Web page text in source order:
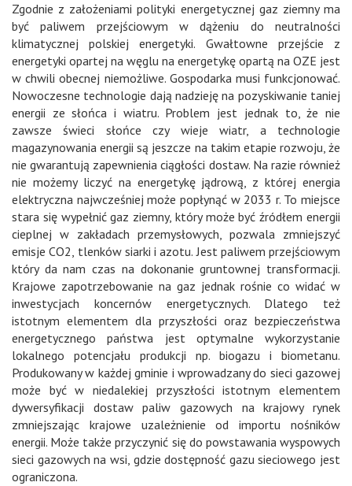
Zgodnie z założeniami polityki energetycznej gaz ziemny ma
być paliwem przejściowym w dążeniu do neutralności
klimatycznej polskiej energetyki. Gwałtowne przejście z
energetyki opartej na węglu na energetykę opartą na OZE jest
w chwili obecnej niemożliwe. Gospodarka musi funkcjonować.
Nowoczesne technologie dają nadzieję na pozyskiwanie taniej
energii ze słońca i wiatru. Problem jest jednak to, że nie
zawsze świeci słońce czy wieje wiatr, a technologie
magazynowania energii są jeszcze na takim etapie rozwoju, że
nie gwarantują zapewnienia ciągłości dostaw. Na razie również
nie możemy liczyć na energetykę jądrową, z której energia
elektryczna najwcześniej może popłynąć w 2033 r. To miejsce
stara się wypełnić gaz ziemny, który może być źródłem energii
cieplnej w zakładach przemysłowych, pozwala zmniejszyć
emisje CO2, tlenków siarki i azotu. Jest paliwem przejściowym
który da nam czas na dokonanie gruntownej transformacji.
Krajowe zapotrzebowanie na gaz jednak rośnie co widać w
inwestycjach koncernów energetycznych. Dlatego też
istotnym elementem dla przyszłości oraz bezpieczeństwa
energetycznego państwa jest optymalne wykorzystanie
lokalnego potencjału produkcji np. biogazu i biometanu.
Produkowany w każdej gminie i wprowadzany do sieci gazowej
może być w niedalekiej przyszłości istotnym elementem
dywersyfikacji dostaw paliw gazowych na krajowy rynek
zmniejszając krajowe uzależnienie od importu nośników
energii. Może także przyczynić się do powstawania wyspowych
sieci gazowych na wsi, gdzie dostępność gazu sieciowego jest
ograniczona.